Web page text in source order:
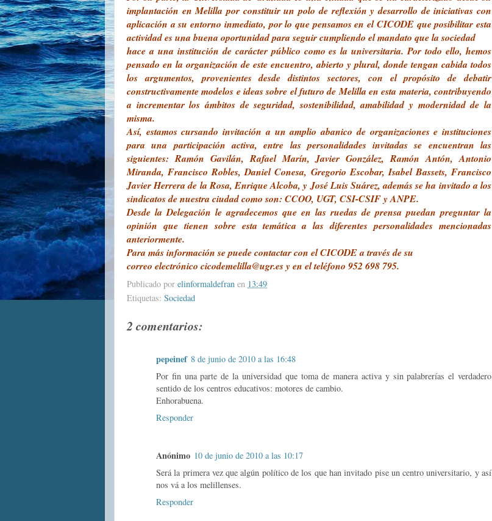
implantación en Melilla por constituir un polo de reflexión y desarrollo de iniciativas con
aplicación a su entorno inmediato, por lo que pensamos en el CICODE que posibilitar esta
actividad es una buena oportunidad para seguir cumpliendo el mandato que la sociedad
hace a una institución de carácter público como es la universitaria. Por todo ello, hemos
pensado en la organización de este encuentro, abierto y plural, donde tengan cabida todos
los argumentos, provenientes desde distintos sectores, con el propósito de debatir
constructivamente modelos e ideas sobre el futuro de Melilla en esta materia, contribuyendo
a incrementar los ámbitos de seguridad, sostenibilidad, amabilidad y modernidad de la
misma.
Así, estamos cursando invitación a un amplio abanico de organizaciones e instituciones
para una participación activa, entre las personalidades invitadas se encuentran las
siguientes: Ramón Gavilán, Rafael Marín, Javier González, Ramón Antón, Antonio
Miranda, Francisco Robles, Daniel Conesa, Gregorio Escobar, Isabel Bassets, Francisco
Javier Herrera de la Rosa, Enrique Alcoba, y José Luis Suárez, además se ha invitado a los
sindicatos de nuestra ciudad como son: CCOO, UGT, CSI-CSIF y ANPE.
Desde la Delegación le agradecemos que en las ruedas de prensa puedan preguntar la
opinión que tienen sobre esta temática a las diferentes personalidades mencionadas
anteriormente.
Para más información se puede contactar con el CICODE a través de su
correo electrónico cicodemelilla@ugr.es y en el teléfono 952 698 795.
Publicado por elinformaldefran en 13:49
Etiquetas: Sociedad
2 comentarios:
pepeinef 8 de junio de 2010 a las 16:48
Por fin una parte de la universidad que toma de manera activa y sin palabrerías el verdadero
sentido de los centros educativos: motores de cambio.
Enhorabuena.
Responder
Anónimo 10 de junio de 2010 a las 10:17
Será la primera vez que algún político de los que han invitado pise un centro universitario, y así
nos vá a los melillenses.
Responder